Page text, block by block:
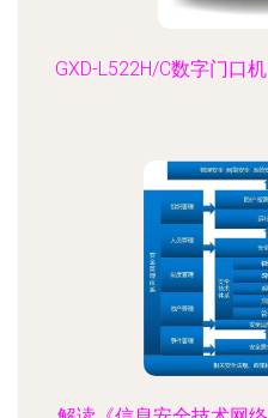
GXD-L522H/C数字门口